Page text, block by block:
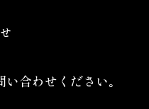
い合わせください｡